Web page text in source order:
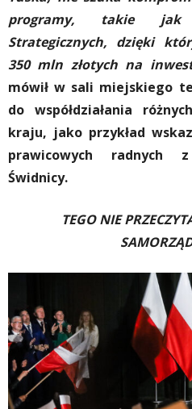
programy, takie jak
Strategicznych, dzięki
350 mln złotych na
mówił w sali miejskiego
do współdziałania
kraju, jako przykład
prawicowych radnych
Świdnicy.
TEGO NIE